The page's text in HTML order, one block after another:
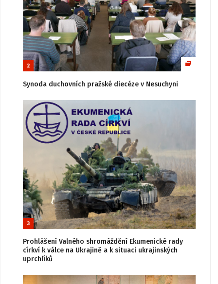
2
Synoda duchovních pražské diecéze v Nesuchyni
3
Prohlášení Valného shromáždění Ekumenické rady
církví k válce na Ukrajině a k situaci ukrajinských
uprchlíků